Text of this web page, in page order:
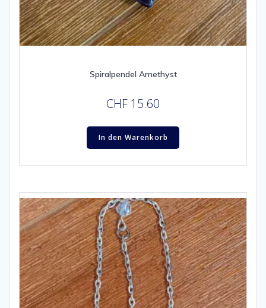
Spiralpendel Amethyst
CHF 15.60
In den Warenkorb